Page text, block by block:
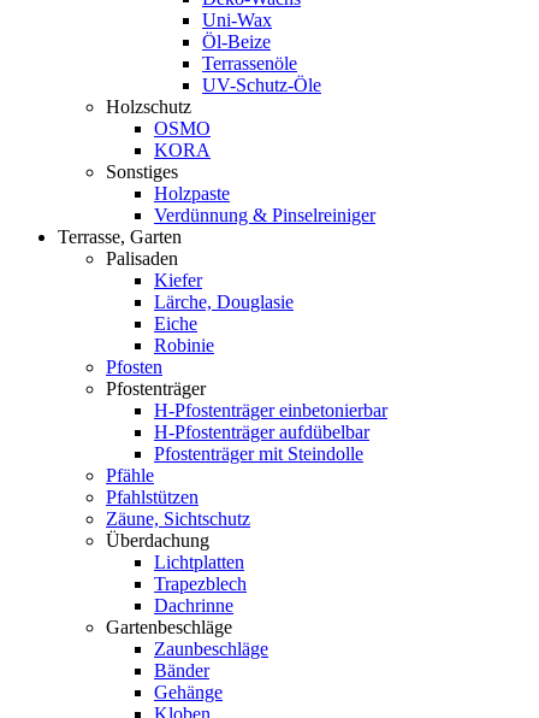
Uni-Wax
Öl-Beize
Terrassenöle
UV-Schutz-Öle
Holzschutz
OSMO
KORA
Sonstiges
Holzpaste
Verdünnung & Pinselreiniger
Terrasse, Garten
Palisaden
Kiefer
Lärche, Douglasie
Eiche
Robinie
Pfosten
Pfostenträger
H-Pfostenträger einbetonierbar
H-Pfostenträger aufdübelbar
Pfostenträger mit Steindolle
Pfähle
Pfahlstützen
Zäune, Sichtschutz
Überdachung
Lichtplatten
Trapezblech
Dachrinne
Gartenbeschläge
Zaunbeschläge
Bänder
Gehänge
Kloben